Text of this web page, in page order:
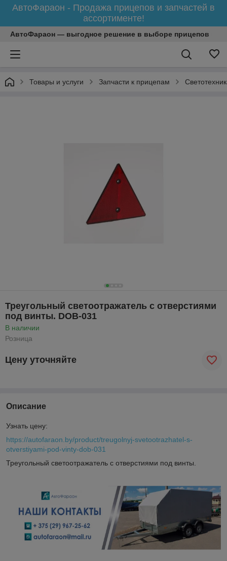
АвтоФараон - Продажа прицепов и запчастей в
ассортименте!
АвтоФараон — выгодное решение в выборе прицепов
Товары и услуги Запчасти к прицепам
Треугольный светоотражатель с отверстиями
под винты. DOB-031
В наличии
Розница
Цену уточняйте
Описание
Узнать цену:
https://autofaraon.by/product/treugolnyj-svetootrazhatel-s-
otverstiyami-pod-vinty-dob-031
Треугольный светоотражатель с отверстиями под винты.